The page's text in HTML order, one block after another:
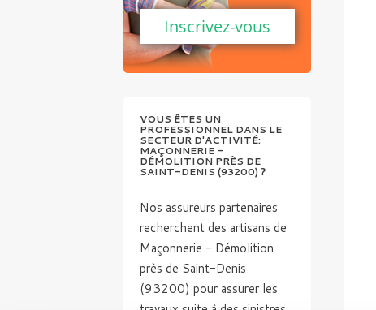
Inscrivez-vous
VOUS ÊTES UN
PROFESSIONNEL DANS LE
SECTEUR D'ACTIVITÉ:
MAÇONNERIE -
DÉMOLITION PRÈS DE
SAINT-DENIS (93200) ?
Nos assureurs partenaires
recherchent des artisans de
Maçonnerie - Démolition
près de Saint-Denis
(93200) pour assurer les